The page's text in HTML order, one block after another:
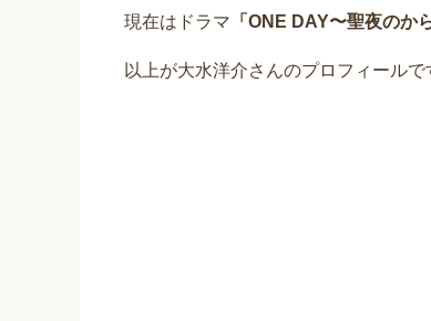
現在はドラマ 「ONE DAY〜聖夜のか
以上が大水洋介さんのプロフィールで